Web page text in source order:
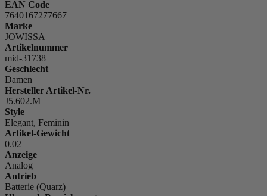
EAN Code
7640167277667
Marke
JOWISSA
Artikelnummer
mid-31738
Geschlecht
Damen
Hersteller Artikel-Nr.
J5.602.M
Style
Elegant, Feminin
Artikel-Gewicht
0.02
Anzeige
Analog
Antrieb
Batterie (Quarz)